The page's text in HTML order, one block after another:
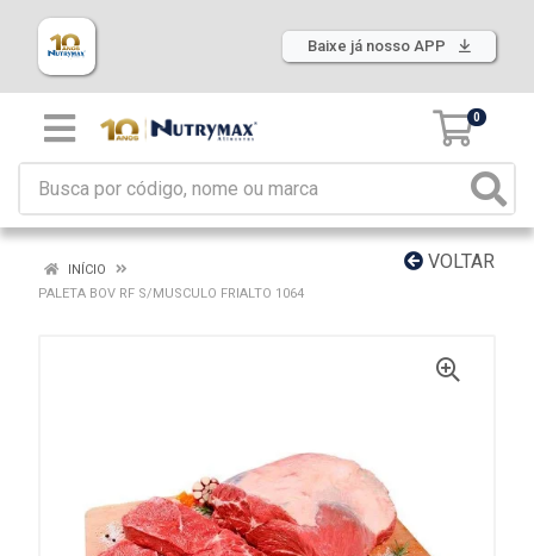
Baixe já nosso APP
0
VOLTAR
INÍCIO
PALETA BOV RF S/MUSCULO FRIALTO 1064